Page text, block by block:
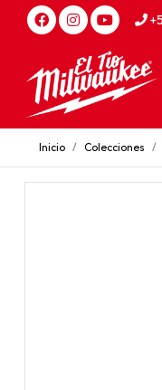
Inicio Colecciones